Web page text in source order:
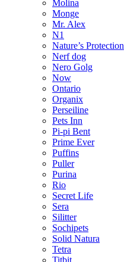
Molina
Monge
Mr. Alex
N1
Nature’s Protection
Nerf dog
Nero Golg
Now
Ontario
Organix
Perseiline
Pets Inn
Pi-pi Bent
Prime Ever
Puffins
Puller
Purina
Rio
Secret Life
Sera
Silitter
Sochipets
Solid Natura
Tetra
Titbit